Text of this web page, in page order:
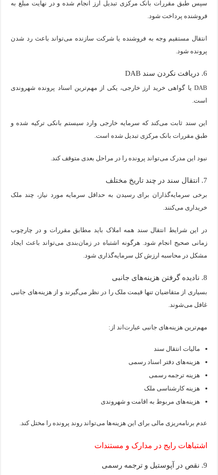
سپس طبق مقررات بانک مرکزی تبدیل ارز انجام شده و در نهایت مبلغ به
فروشنده پرداخت شود.
انتقال مستقیم وجه به فروشنده یا شرکت سازنده می‌تواند باعث رد شدن
پرونده شود.
6. دریافت نکردن سند DAB
DAB یا گواهی خرید ارز خارجی، یکی از مهم‌ترین اسناد پرونده شهروندی
است.
این سند ثابت می‌کند که سرمایه خارجی وارد سیستم بانکی ترکیه شده و
طبق مقررات بانک مرکزی تبدیل شده است.
نبود این مدرک می‌تواند پرونده را در مراحل بعدی متوقف کند.
7. انتقال سند در چند تاریخ مختلف
برخی سرمایه‌گذاران برای رسیدن به حداقل سرمایه مورد نیاز، چند ملک
خریداری می‌کنند.
در این شرایط انتقال سند همه املاک باید مطابق مقررات و در چارچوب
زمانی صحیح انجام شود. هرگونه اشتباه در زمان‌بندی می‌تواند باعث ایجاد
مشکل در محاسبه ارزش کل سرمایه‌گذاری شود.
8. نادیده گرفتن هزینه‌های جانبی
بسیاری از متقاضیان تنها قیمت ملک را در نظر می‌گیرند و از هزینه‌های جانبی
غافل می‌شوند.
مهم‌ترین هزینه‌های جانبی عبارت‌اند از:
مالیات انتقال سند
هزینه‌های دفتر اسناد رسمی
هزینه ترجمه رسمی
هزینه کارشناسی ملک
هزینه‌های مربوط به اقامت و شهروندی
عدم برنامه‌ریزی مالی برای این هزینه‌ها می‌تواند روند پرونده را مختل کند.
اشتباهات رایج در مدارک و مستندات
9. نقص در آپوستیل و ترجمه رسمی